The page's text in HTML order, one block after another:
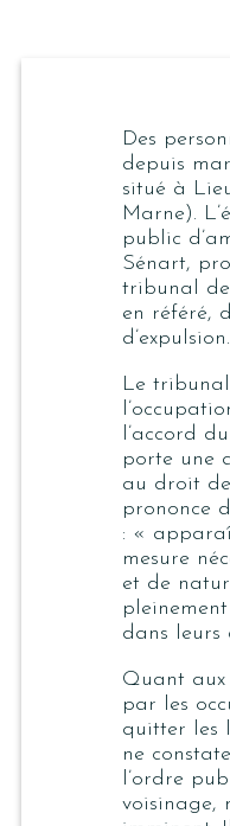
Des
depuis
situé à
Marne).
public
Sénart,
tribunal
en référé,
d’expulsion.
Le
l’accord
porte une
au droit
prononce
: «
mesure
et de
dans leurs
Quant aux
par les
quitter les
ne
l’ordre
voisinage,